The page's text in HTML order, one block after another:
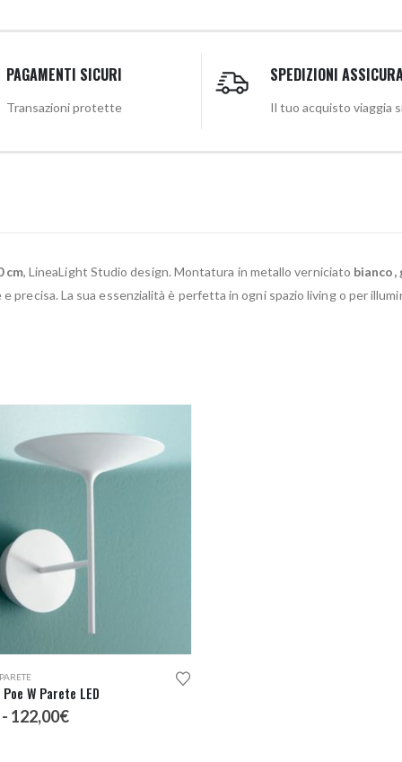
PAGAMENTI SICURI
Transazioni protette
SPEDIZIONI
Il tuo acquisto viaggia
cm, LineaLight Studio design. Montatura in metallo verniciato
precisa. La sua essenzialità è perfetta in ogni spazio living o per
W Parete LED
- 122,00€Fascia